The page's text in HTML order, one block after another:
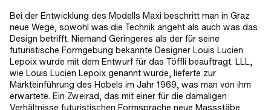
Bei der Entwicklung des Modells Maxi beschritt man in Graz
neue Wege, sowohl was die Technik angeht als auch was das
Design betrifft. Niemand Geringeres als der für seine
futuristische Formgebung bekannte Designer Louis Lucien
Lepoix wurde mit dem Entwurf für das Töffli beauftragt. LLL,
wie Louis Lucien Lepoix genannt wurde, lieferte zur
Markteinführung des Hobels im Jahr 1969, was man von ihm
erwartete. Ein Zweirad, das mit einer für die damaligen